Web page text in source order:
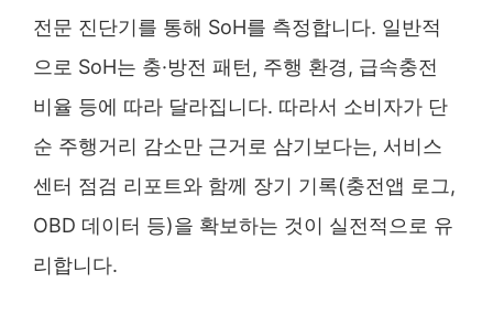
전문 진단기를 통해 SoH를 측정합니다. 일반적
으로 SoH는 충·방전 패턴, 주행 환경, 급속충전
비율 등에 따라 달라집니다. 따라서 소비자가 단
순 주행거리 감소만 근거로 삼기보다는, 서비스
센터 점검 리포트와 함께 장기 기록(충전앱 로그,
OBD 데이터 등)을 확보하는 것이 실전적으로 유
리합니다.